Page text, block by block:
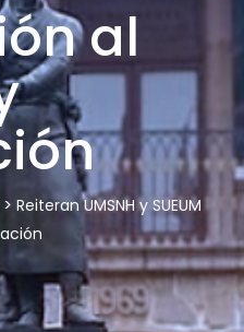
al
> Reiteran UMSNH y SUEUM